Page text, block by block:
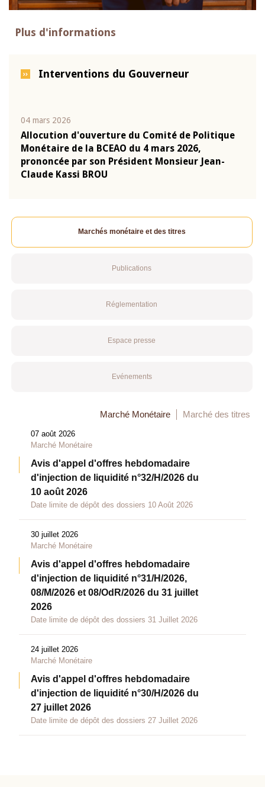
Plus d'informations
Interventions du Gouverneur
04 mars 2026
Allocution d'ouverture du Comité de Politique
Monétaire de la BCEAO du 4 mars 2026,
prononcée par son Président Monsieur Jean-
Claude Kassi BROU
Marchés monétaire et des titres
Publications
Réglementation
Espace presse
Evénements
Marché Monétaire Marché des titres
07 août 2026
Marché Monétaire
Avis d'appel d'offres hebdomadaire
d'injection de liquidité n°32/H/2026 du
10 août 2026
Date limite de dépôt des dossiers 10 Août 2026
30 juillet 2026
Marché Monétaire
Avis d'appel d'offres hebdomadaire
d'injection de liquidité n°31/H/2026,
08/M/2026 et 08/OdR/2026 du 31 juillet
2026
Date limite de dépôt des dossiers 31 Juillet 2026
24 juillet 2026
Marché Monétaire
Avis d'appel d'offres hebdomadaire
d'injection de liquidité n°30/H/2026 du
27 juillet 2026
Date limite de dépôt des dossiers 27 Juillet 2026